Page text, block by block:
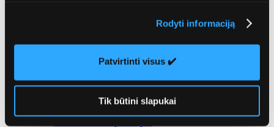
Rodyti informaciją
Patvirtinti visus ✔️
Tik būtini slapukai
Konteinerių nuoma ir pardavimas
Teritorijų priežiūra
Užsisakykite el. parduotuvėje
Žolės pjovimas
Mechanizuotas teritorijų valymas / vakuuminis
šlavimas